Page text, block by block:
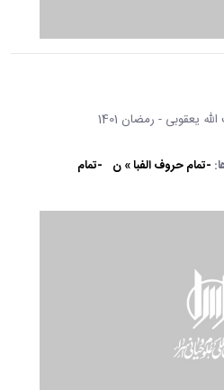
یعقوبی - رمضان 1401
-تمام حروف الفبا » ن -تمام